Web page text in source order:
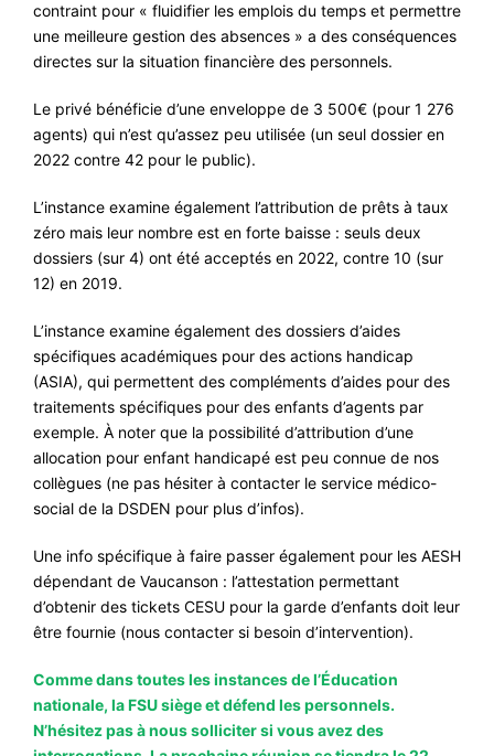
contraint pour « fluidifier les emplois du temps et permettre
une meilleure gestion des absences » a des conséquences
directes sur la situation financière des personnels.
Le privé bénéficie d’une enveloppe de 3 500€ (pour 1 276
agents) qui n’est qu’assez peu utilisée (un seul dossier en
2022 contre 42 pour le public).
L’instance examine également l’attribution de prêts à taux
zéro mais leur nombre est en forte baisse : seuls deux
dossiers (sur 4) ont été acceptés en 2022, contre 10 (sur
12) en 2019.
L’instance examine également des dossiers d’aides
spécifiques académiques pour des actions handicap
(ASIA), qui permettent des compléments d’aides pour des
traitements spécifiques pour des enfants d’agents par
exemple. À noter que la possibilité d’attribution d’une
allocation pour enfant handicapé est peu connue de nos
collègues (ne pas hésiter à contacter le service médico-
social de la DSDEN pour plus d’infos).
Une info spécifique à faire passer également pour les AESH
dépendant de Vaucanson : l’attestation permettant
d’obtenir des tickets CESU pour la garde d’enfants doit leur
être fournie (nous contacter si besoin d’intervention).
Comme dans toutes les instances de l’Éducation
nationale, la FSU siège et défend les personnels.
N’hésitez pas à nous solliciter si vous avez des